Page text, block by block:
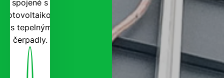
spojené s
fotovoltaikou
i s tepelnými
čerpadly.